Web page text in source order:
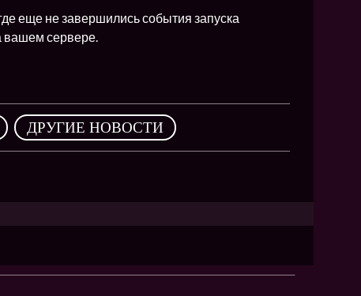
еще не завершились события запуска
вашем сервере.
, ДРУГИЕ НОВОСТИ